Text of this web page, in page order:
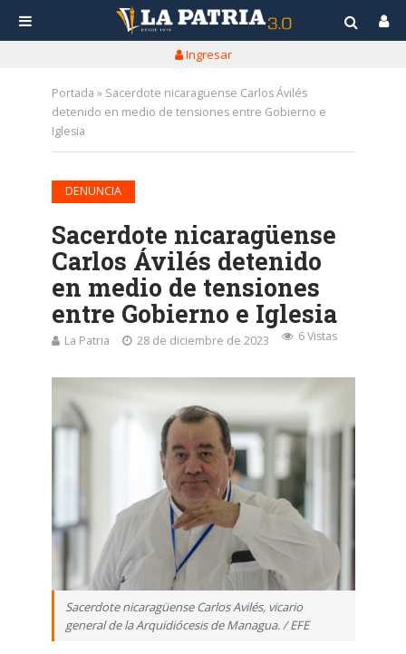
Ingresar
Portada » Sacerdote nicaragüense Carlos Ávilés
detenido en medio de tensiones entre Gobierno e
Iglesia
DENUNCIA
Sacerdote nicaragüense
Carlos Ávilés detenido
en medio de tensiones
entre Gobierno e Iglesia
La Patria 28 de diciembre de 2023 6 Vistas
Sacerdote nicaragüense Carlos Avilés, vicario
general de la Arquidiócesis de Managua. / EFE